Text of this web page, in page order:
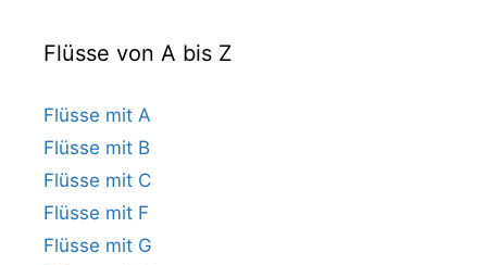
Flüsse von A bis Z
Flüsse mit A
Flüsse mit B
Flüsse mit C
Flüsse mit F
Flüsse mit G